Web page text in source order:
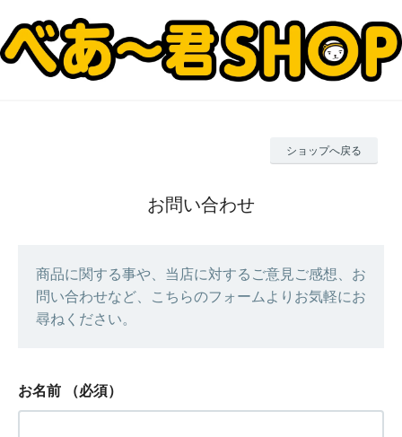
ショップへ戻る
お問い合わせ
商品に関する事や、当店に対するご意見ご感想、お
問い合わせなど、こちらのフォームよりお気軽にお
尋ねください。
お名前 （必須）